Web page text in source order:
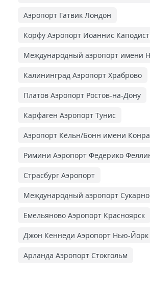
Аэропорт Гатвик Лондон
Корфу Аэропорт Иоаннис
Международный аэропорт имени
Калининград Аэропорт Храброво
Платов Аэропорт Ростов-на-Дону
Карфаген Аэропорт Тунис
Аэропорт Кёльн/Бонн имени
Римини Аэропорт Федерико
Страсбург Аэропорт
Международный аэропорт Сукарно
Емельяново Аэропорт Красноярск
Джон Кеннеди Аэропорт Нью-Йорк
Арланда Аэропорт Стокгольм